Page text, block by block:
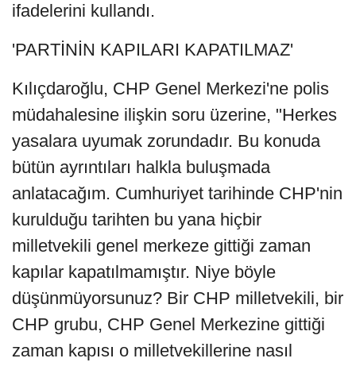
ifadelerini kullandı.
'PARTİNİN KAPILARI KAPATILMAZ'
Kılıçdaroğlu, CHP Genel Merkezi'ne polis
müdahalesine ilişkin soru üzerine, "Herkes
yasalara uyumak zorundadır. Bu konuda
bütün ayrıntıları halkla buluşmada
anlatacağım. Cumhuriyet tarihinde CHP'nin
kurulduğu tarihten bu yana hiçbir
milletvekili genel merkeze gittiği zaman
kapılar kapatılmamıştır. Niye böyle
düşünmüyorsunuz? Bir CHP milletvekili, bir
CHP grubu, CHP Genel Merkezine gittiği
zaman kapısı o milletvekillerine nasıl